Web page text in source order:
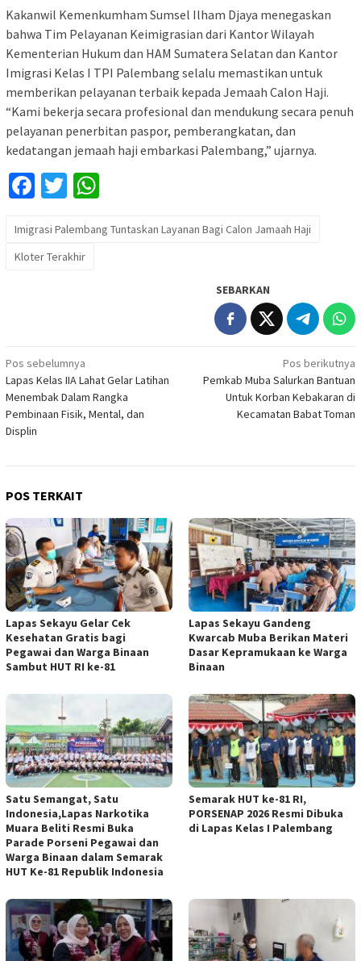
Kakanwil Kemenkumham Sumsel Ilham Djaya menegaskan
bahwa Tim Pelayanan Keimigrasian dari Kantor Wilayah
Kementerian Hukum dan HAM Sumatera Selatan dan Kantor
Imigrasi Kelas I TPI Palembang selalu memastikan untuk
memberikan pelayanan terbaik kepada Jemaah Calon Haji.
“Kami bekerja secara profesional dan mendukung secara penuh
pelayanan penerbitan paspor, pemberangkatan, dan
kedatangan jemaah haji embarkasi Palembang,” ujarnya.
Facebook
Twitter
Imigrasi Palembang Tuntaskan Layanan Bagi Calon Jamaah Haji
Kloter Terakhir
SEBARKAN
Navigasi
pos
Pos sebelumnya
Lapas Kelas IIA Lahat Gelar Latihan
Menembak Dalam Rangka
Pembinaan Fisik, Mental, dan
Displin
Pos berikutnya
Pemkab Muba Salurkan Bantuan
Untuk Korban Kebakaran di
Kecamatan Babat Toman
POS TERKAIT
Lapas Sekayu Gelar Cek
Kesehatan Gratis bagi
Pegawai dan Warga Binaan
Sambut HUT RI ke-81
Lapas Sekayu Gandeng
Kwarcab Muba Berikan Materi
Dasar Kepramukaan ke Warga
Binaan
Satu Semangat, Satu
Indonesia,Lapas Narkotika
Muara Beliti Resmi Buka
Parade Porseni Pegawai dan
Warga Binaan dalam Semarak
HUT Ke-81 Republik Indonesia
Semarak HUT ke-81 RI,
PORSENAP 2026 Resmi Dibuka
di Lapas Kelas I Palembang